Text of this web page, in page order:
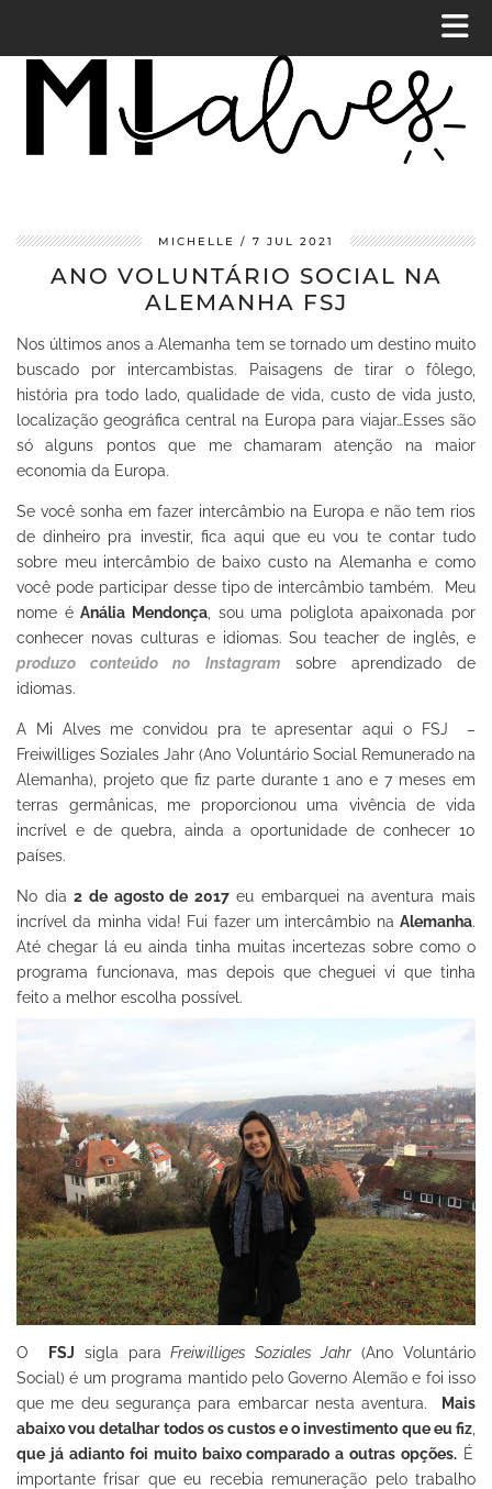
MICHELLE 7 JUL 2021
ANO VOLUNTÁRIO SOCIAL NA
ALEMANHA FSJ
Nos últimos anos a Alemanha tem se tornado um destino muito
buscado por intercambistas. Paisagens de tirar o fôlego,
história pra todo lado, qualidade de vida, custo de vida justo,
localização geográfica central na Europa para viajar…Esses são
só alguns pontos que me chamaram atenção na maior
economia da Europa.
Se você sonha em fazer intercâmbio na Europa e não tem rios
de dinheiro pra investir, fica aqui que eu vou te contar tudo
sobre meu intercâmbio de baixo custo na Alemanha e como
você pode participar desse tipo de intercâmbio também.
Meu
nome éAnália Mendonça, sou uma poliglota apaixonada por
conhecer novas culturas e idiomas. Sou teacher de inglês, e
produzo conteúdo no Instagramsobre aprendizado de
idiomas.
A Mi Alves me convidou pra te apresentar aqui o FSJ –
Freiwilliges Soziales Jahr (Ano Voluntário Social Remunerado na
Alemanha), projeto que fiz parte durante 1 ano e 7 meses em
terras germânicas, me proporcionou uma vivência de vida
incrível e de quebra, ainda a oportunidade de conhecer 10
países.
No dia2 de agosto de 2017eu embarquei na aventura mais
incrível da minha vida! Fui fazer um intercâmbio na Alemanha.
Até chegar lá eu ainda tinha muitas incertezas sobre como o
programa funcionava, mas depois que cheguei vi que tinha
feito a melhor escolha possível.
O FSJ sigla paraFreiwilliges Soziales Jahr (Ano Voluntário
Social) é um programa mantido pelo Governo Alemão e foi isso
que me deu segurança para embarcar nesta aventura.
Mais
abaixo vou detalhar todos os custos e o investimento que eu fiz
que já adianto foi muito baixo comparado a outras opções. É
importante frisar que eu recebia remuneração pelo trabalho